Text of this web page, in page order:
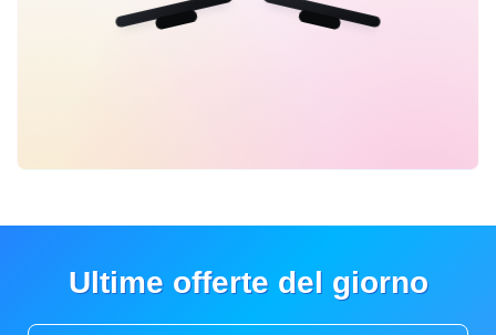
Ultime offerte del giorno